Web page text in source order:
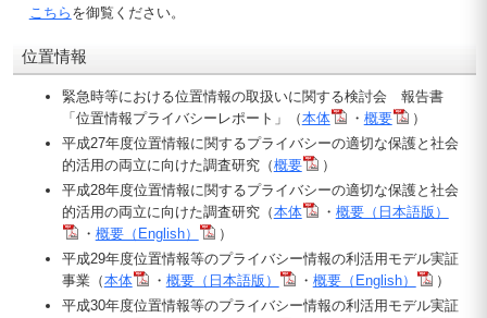
こちら を御覧ください。
位置情報
緊急時等における位置情報の取扱いに関する検討会 報告書
「位置情報プライバシーレポート」（本体 ・ 概要
）
平成27年度位置情報に関するプライバシーの適切な保護と社会
的活用の両立に向けた調査研究（概要
）
平成28年度位置情報に関するプライバシーの適切な保護と社会
的活用の両立に向けた調査研究（本体 ・ 概要（日本語版）
・ 概要（English）
）
平成29年度位置情報等のプライバシー情報の利活用モデル実証
事業（本体 ・ 概要（日本語版） ・ 概要（English）
）
平成30年度位置情報等のプライバシー情報の利活用モデル実証